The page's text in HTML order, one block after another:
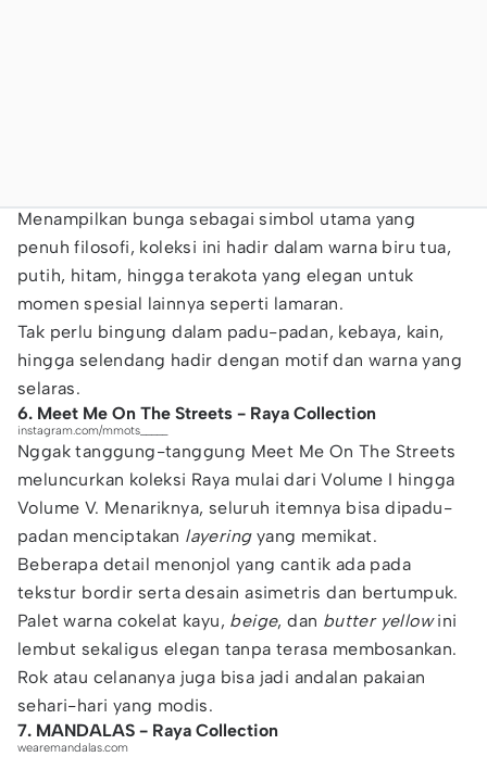
Menampilkan bunga sebagai simbol utama yang
penuh filosofi, koleksi ini hadir dalam warna biru tua,
putih, hitam, hingga terakota yang elegan untuk
momen spesial lainnya seperti lamaran.
Tak perlu bingung dalam padu-padan, kebaya, kain,
hingga selendang hadir dengan motif dan warna yang
selaras.
6. Meet Me On The Streets - Raya Collection
instagram.com/mmots_____
Nggak tanggung-tanggung Meet Me On The Streets
meluncurkan koleksi Raya mulai dari Volume I hingga
Volume V. Menariknya, seluruh itemnya bisa dipadu-
padan menciptakan layeringyang memikat.
Beberapa detail menonjol yang cantik ada pada
tekstur bordir serta desain asimetris dan bertumpuk.
Palet warna cokelat kayu, beige, dan butter yellowini
lembut sekaligus elegan tanpa terasa membosankan.
Rok atau celananya juga bisa jadi andalan pakaian
sehari-hari yang modis.
7. MANDALAS - Raya Collection
wearemandalas.com